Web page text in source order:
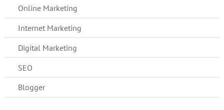
Online Marketing
Internet Marketing
Digital Marketing
SEO
Blogger